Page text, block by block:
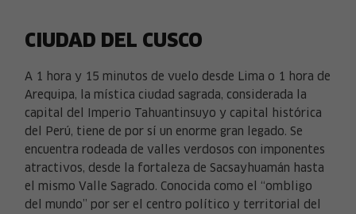
CIUDAD DEL CUSCO
A 1 hora y 15 minutos de vuelo desde Lima o 1 hora de
Arequipa, la mística ciudad sagrada, considerada la
capital del Imperio Tahuantinsuyo y capital histórica
del Perú, tiene de por sí un enorme gran legado. Se
encuentra rodeada de valles verdosos con imponentes
atractivos, desde la fortaleza de Sacsayhuamán hasta
el mismo Valle Sagrado. Conocida como el “ombligo
del mundo” por ser el centro político y territorial del